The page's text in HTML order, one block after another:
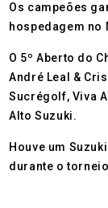
Os campeões
hospedagem no
O 5º Aberto do
André Leal &
Sucrégolf, Viva
Alto Suzuki.
Houve um
durante o